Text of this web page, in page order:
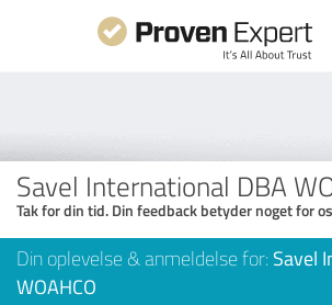
Savel International DBA
Tak for din tid. Din feedback betyder noget for
Din oplevelse & anmeldelse for: Savel
WOAHCO